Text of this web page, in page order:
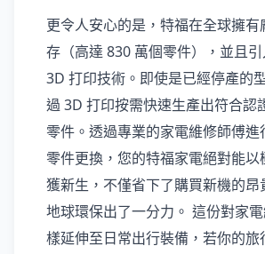
更令人安心的是，特福在全球擁
存（高達 830 萬個零件），並且
3D 打印技術。即使是已經停產的
過 3D 打印按需快速生產出符合認
零件。透過專業的家電維修師傅
零件更換，您的特福家電絕對能以
獲新生，不僅省下了購買新機的昂
地球環保出了一分力。 這份對家
樣延伸至日常出行裝備，若你的旅